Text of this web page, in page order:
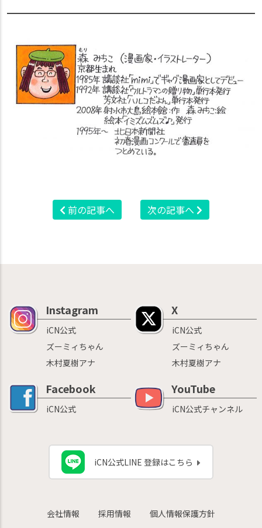
前の記事へ 次の記事へ
Instagram
iCN公式
ズーミィちゃん
木村夏樹アナ
X
iCN公式
ズーミィちゃん
木村夏樹アナ
Facebook
iCN公式
YouTube
iCN公式チャンネル
iCN公式LINE 登録はこちら
会社情報 採用情報
個人情報保護方針